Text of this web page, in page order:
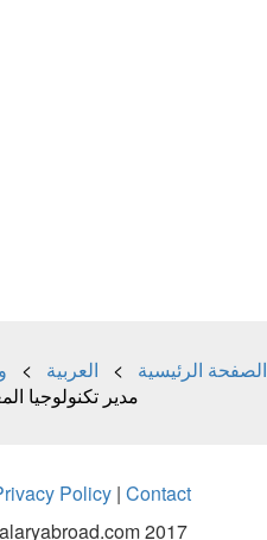
الصفحة الرئيسية > العربية >
مدير تكنولوجيا
Policy| Contact
2017 -